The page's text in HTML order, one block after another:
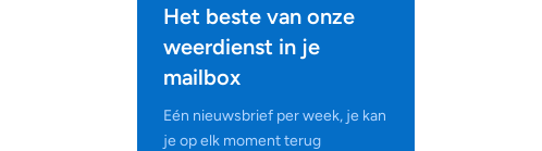
Het beste van onze
weerdienst in je
mailbox
Eén nieuwsbrief per week, je kan
je op elk moment terug